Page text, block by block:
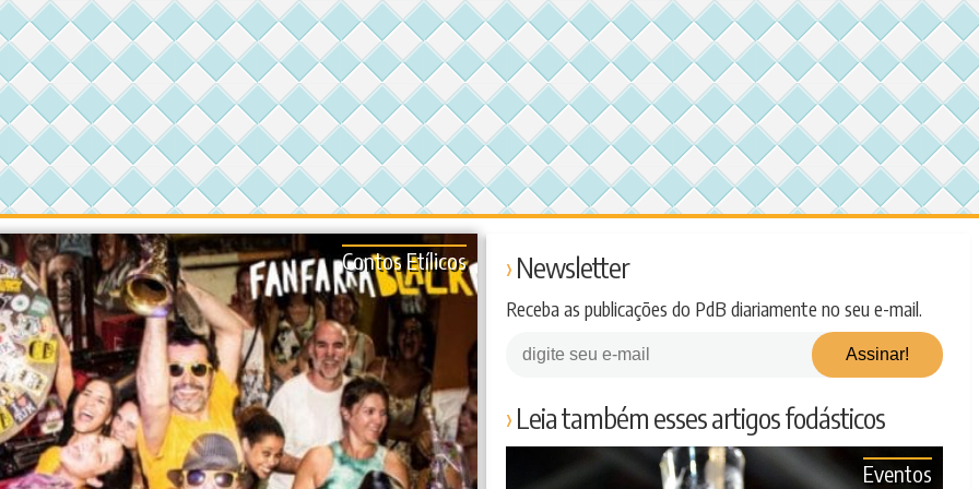
Contos Etílicos Newsletter
Receba as publicações do PdB diariamente no seu e-mail.
Leia também esses artigos fodásticos
Eventos